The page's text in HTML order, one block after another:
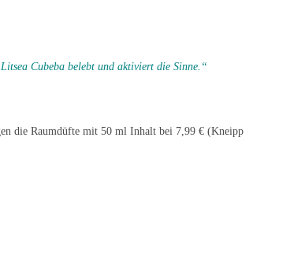
Cubeba belebt und aktiviert die Sinne.“
die Raumdüfte mit 50 ml Inhalt bei 7,99 € (Kneipp